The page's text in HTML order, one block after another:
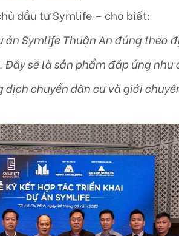
đầu tư Symlife – cho biết:
án Symlife Thuận An đúng theo
sẽ là sản phẩm đáp ứng nhu
chuyển dân cư và giới